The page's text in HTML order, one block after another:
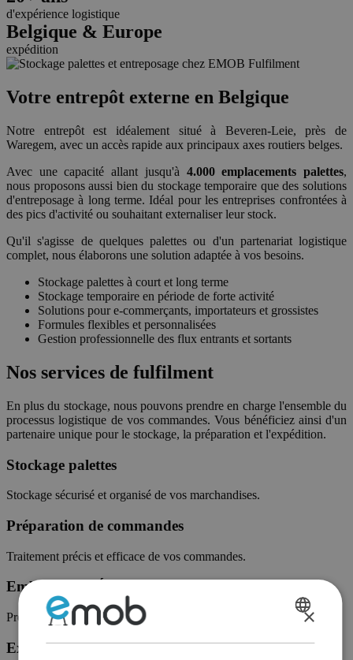
d'expérience logistique
Belgique & Europe
expédition
Votre entrepôt externe en Belgique
Notre entrepôt est idéalement situé à Beveren-Leie, près de
Waregem, avec un accès rapide aux principaux axes routiers belges.
Avec une capacité allant jusqu'à 4.000 emplacements palettes,
nous proposons aussi bien du stockage temporaire que des solutions
d'entreposage à long terme. Idéal pour les entreprises confrontées à
des pics d'activité ou souhaitant externaliser leur stock.
Qu'il s'agisse de quelques palettes ou d'un partenariat logistique
complet, nous élaborons une solution adaptée à vos besoins.
Stockage palettes à court et long terme
Stockage temporaire en période de forte activité
Solutions pour e-commerçants, importateurs et grossistes
Formules flexibles et personnalisées
Gestion professionnelle des flux entrants et sortants
Nos services de fulfilment
En plus du stockage, nous pouvons prendre en charge l'ensemble du
processus logistique de vos commandes. Vous bénéficiez ainsi d'un
partenaire unique pour le stockage, la préparation et l'expédition.
Stockage palettes
Stockage sécurisé et organisé de vos marchandises.
Préparation de commandes
Traitement précis et efficace de vos commandes.
Emballage & Étiquetage
Préparation professionnelle de vos expéditions selon vos exigences.
Expédition
×